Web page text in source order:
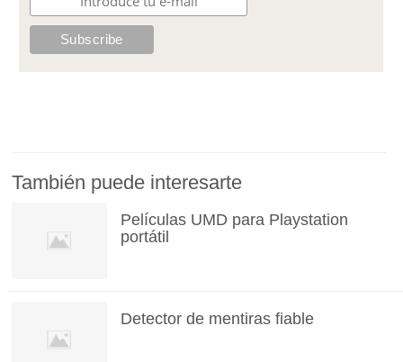
También puede interesarte
Películas UMD para Playstation
portátil
Detector de mentiras fiable